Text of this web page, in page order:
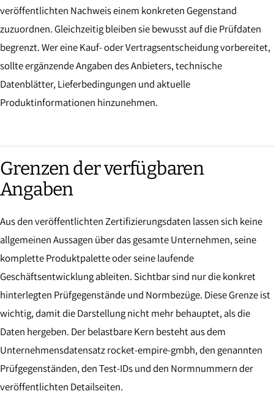
veröffentlichten Nachweis einem konkreten Gegenstand
zuzuordnen. Gleichzeitig bleiben sie bewusst auf die Prüfdaten
begrenzt. Wer eine Kauf- oder Vertragsentscheidung vorbereitet,
sollte ergänzende Angaben des Anbieters, technische
Datenblätter, Lieferbedingungen und aktuelle
Produktinformationen hinzunehmen.
Grenzen der verfügbaren
Angaben
Aus den veröffentlichten Zertifizierungsdaten lassen sich keine
allgemeinen Aussagen über das gesamte Unternehmen, seine
komplette Produktpalette oder seine laufende
Geschäftsentwicklung ableiten. Sichtbar sind nur die konkret
hinterlegten Prüfgegenstände und Normbezüge. Diese Grenze ist
wichtig, damit die Darstellung nicht mehr behauptet, als die
Daten hergeben. Der belastbare Kern besteht aus dem
Unternehmensdatensatz rocket-empire-gmbh, den genannten
Prüfgegenständen, den Test-IDs und den Normnummern der
veröffentlichten Detailseiten.